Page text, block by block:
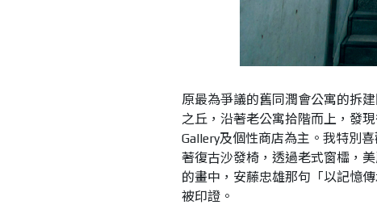
原最為爭議的舊同潤會公寓的拆
之丘，沿著老公寓拾階而上，發
Gallery及個性商店為主。我特別
著復古沙發椅，透過老式窗櫺，
的畫中，安藤忠雄那句「以記憶
被印證。